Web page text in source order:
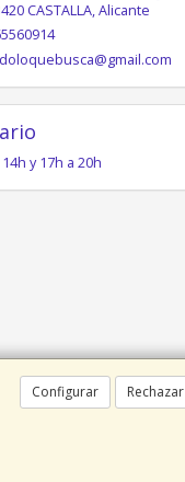
Configurar Rechazar
CASTALLA,Alicante
y 17h a 20h